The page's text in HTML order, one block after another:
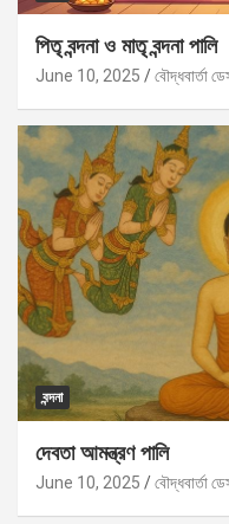
পিতৃ বন্দনা ও মাতৃ বন্দনা পালি
June 10, 2025 বৌদ্ধবার্তা
বন্দনা
দেবতা আমন্ত্রণ পালি
June 10, 2025 বৌদ্ধবার্তা